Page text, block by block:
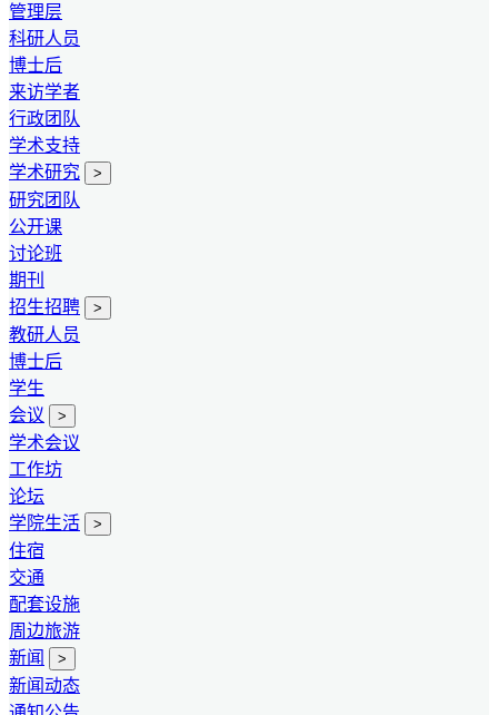
管理层
科研人员
博士后
来访学者
行政团队
学术支持
学术研究
>
研究团队
公开课
讨论班
期刊
招生招聘
>
教研人员
博士后
学生
会议
>
学术会议
工作坊
论坛
学院生活
>
住宿
交通
配套设施
周边旅游
新闻
>
新闻动态